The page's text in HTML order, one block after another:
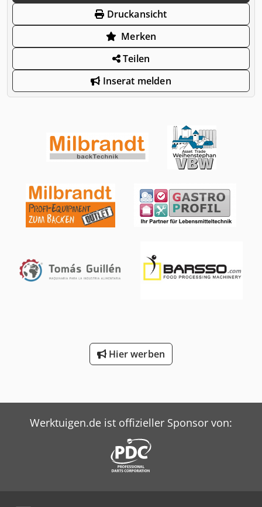
Druckansicht
Merken
Teilen
Inserat melden
Hier werben
Werktuigen.de ist offizieller Sponsor von: